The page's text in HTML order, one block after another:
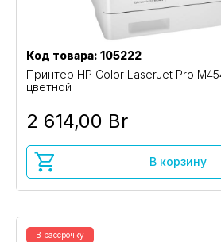
Код товара: 105222
Принтер HP Color LaserJet Pro
цветной
2 614,00 Br
В корзину
В рассрочку